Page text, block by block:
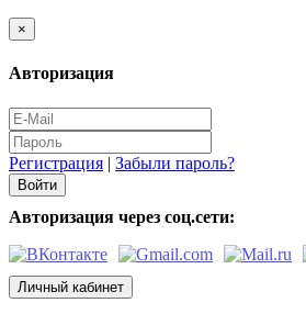
×
Авторизация
Регистрация | Забыли пароль?
Авторизация через соц.сети:
Личный кабинет